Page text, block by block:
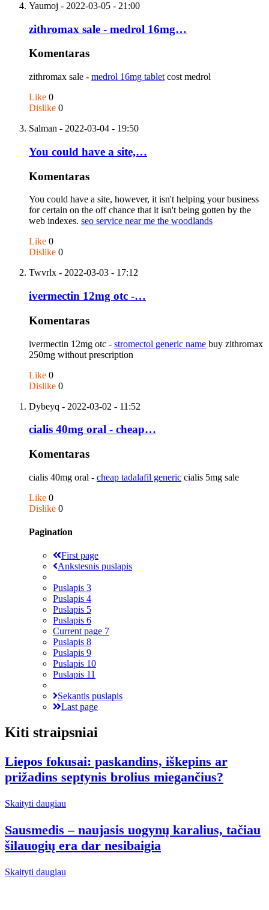
Yaumoj - 2022-03-05 - 21:00
zithromax sale - medrol 16mg…
Komentaras
zithromax sale - medrol 16mg tablet cost medrol
Like 0
Dislike 0
Salman - 2022-03-04 - 19:50
You could have a site,…
Komentaras
You could have a site, however, it isn't helping your business
for certain on the off chance that it isn't being gotten by the
web indexes. seo service near me the woodlands
Like 0
Dislike 0
Twvrlx - 2022-03-03 - 17:12
ivermectin 12mg otc -…
Komentaras
ivermectin 12mg otc - stromectol generic name buy zithromax
250mg without prescription
Like 0
Dislike 0
Dybeyq - 2022-03-02 - 11:52
cialis 40mg oral - cheap…
Komentaras
cialis 40mg oral - cheap tadalafil generic cialis 5mg sale
Like 0
Dislike 0
Pagination
First page
Ankstesnis puslapis
Puslapis 3
Puslapis 4
Puslapis 5
Puslapis 6
Current page 7
Puslapis 8
Puslapis 9
Puslapis 10
Puslapis 11
Sekantis puslapis
Last page
Kiti straipsniai
Liepos fokusai: paskandins, iškepins ar
prižadins septynis brolius miegančius?
Skaityti daugiau
Sausmedis – naujasis uogynų karalius, tačiau
šilauogių era dar nesibaigia
Skaityti daugiau